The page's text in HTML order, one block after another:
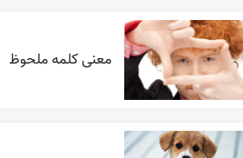
معنی کلمه ملحوظ